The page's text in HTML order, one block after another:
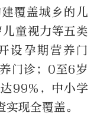
覆盖城乡的儿
儿童视力等五类
设孕期营养门
门诊； 0至6岁
99% ，中小学
现全覆盖。